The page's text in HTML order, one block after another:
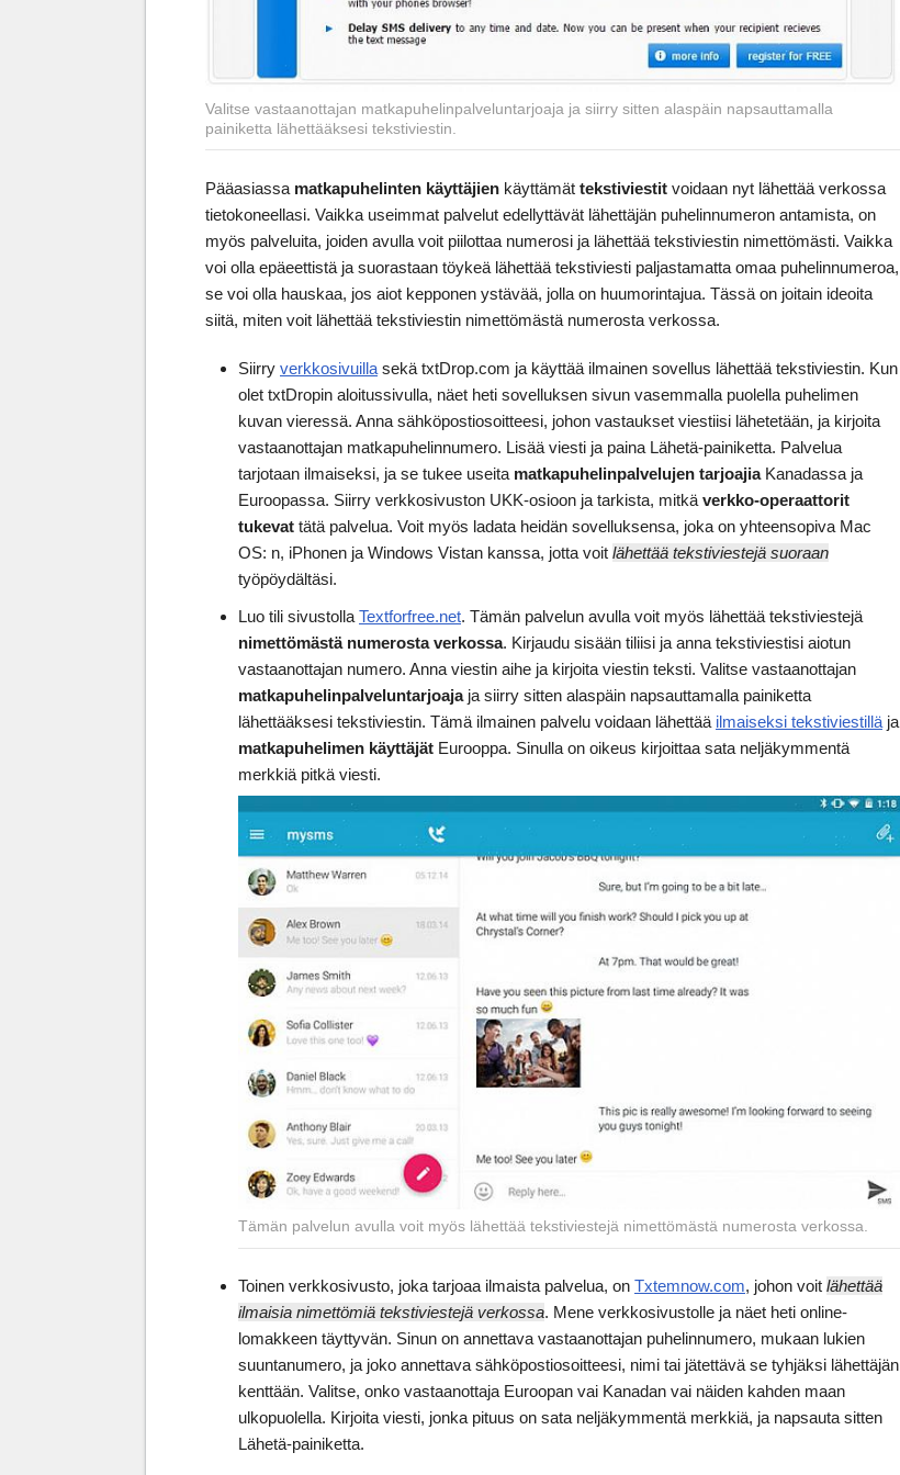
Valitse vastaanottajan matkapuhelinpalveluntarjoaja ja siirry sitten alaspäin napsauttamalla
painiketta lähettääksesi tekstiviestin.
Pääasiassa matkapuhelinten käyttäjien käyttämät tekstiviestit voidaan nyt lähettää verkossa
tietokoneellasi. Vaikka useimmat palvelut edellyttävät lähettäjän puhelinnumeron antamista, on
myös palveluita, joiden avulla voit piilottaa numerosi ja lähettää tekstiviestin nimettömästi. Vaikka
voi olla epäeettistä ja suorastaan töykeä lähettää tekstiviesti paljastamatta omaa puhelinnumeroa,
se voi olla hauskaa, jos aiot kepponen ystävää, jolla on huumorintajua. Tässä on joitain ideoita
siitä, miten voit lähettää tekstiviestin nimettömästä numerosta verkossa.
Siirry verkkosivuilla sekä txtDrop.com ja käyttää ilmainen sovellus lähettää tekstiviestin. Kun
olet txtDropin aloitussivulla, näet heti sovelluksen sivun vasemmalla puolella puhelimen
kuvan vieressä. Anna sähköpostiosoitteesi, johon vastaukset viestiisi lähetetään, ja kirjoita
vastaanottajan matkapuhelinnumero. Lisää viesti ja paina Lähetä-painiketta. Palvelua
tarjotaan ilmaiseksi, ja se tukee useita matkapuhelinpalvelujen tarjoajiaKanadassa ja
Euroopassa. Siirry verkkosivuston UKK-osioon ja tarkista, mitkä verkko-operaattorit
tukevat tätä palvelua. Voit myös ladata heidän sovelluksensa, joka on yhteensopiva Mac
OS: n, iPhonen ja Windows Vistan kanssa, jotta voit lähettää tekstiviestejä suoraan
työpöydältäsi.
Luo tili sivustolla Textforfree.net. Tämän palvelun avulla voit myös lähettää tekstiviestejä
nimettömästä numerosta verkossa. Kirjaudu sisään tiliisi ja anna tekstiviestisi aiotun
vastaanottajan numero. Anna viestin aihe ja kirjoita viestin teksti. Valitse vastaanottajan
matkapuhelinpalveluntarjoajaja siirry sitten alaspäin napsauttamalla painiketta
lähettääksesi tekstiviestin. Tämä ilmainen palvelu voidaan lähettää ilmaiseksi tekstiviestillä ja
matkapuhelimen käyttäjät Eurooppa. Sinulla on oikeus kirjoittaa sata neljäkymmentä
merkkiä pitkä viesti.
Tämän palvelun avulla voit myös lähettää tekstiviestejä nimettömästä numerosta verkossa.
Toinen verkkosivusto, joka tarjoaa ilmaista palvelua, on Txtemnow.com, johon voit lähettää
ilmaisia nimettömiä tekstiviestejä verkossa. Mene verkkosivustolle ja näet heti online-
lomakkeen täyttyvän. Sinun on annettava vastaanottajan puhelinnumero, mukaan lukien
suuntanumero, ja joko annettava sähköpostiosoitteesi, nimi tai jätettävä se tyhjäksi lähettäjän
kenttään. Valitse, onko vastaanottaja Euroopan vai Kanadan vai näiden kahden maan
ulkopuolella. Kirjoita viesti, jonka pituus on sata neljäkymmentä merkkiä, ja napsauta sitten
Lähetä-painiketta.